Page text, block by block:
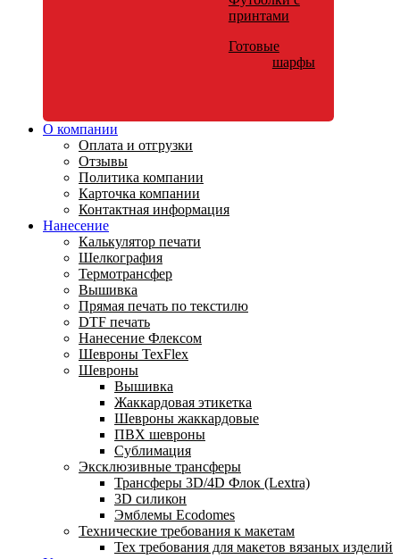
принтами
Готовые
шарфы
О компании
Оплата и отгрузки
Отзывы
Политика компании
Карточка компании
Контактная информация
Нанесение
Калькулятор печати
Шелкография
Термотрансфер
Вышивка
Прямая печать по текстилю
DTF печать
Нанесение Флексом
Шевроны TexFlex
Шевроны
Вышивка
Жаккардовая этикетка
Шевроны жаккардовые
ПВХ шевроны
Сублимация
Эксклюзивные трансферы
Трансферы 3D/4D Флок (Lextra)
3D силикон
Эмблемы Ecodomes
Технические требования к макетам
Тех требования для макетов вязаных изделий